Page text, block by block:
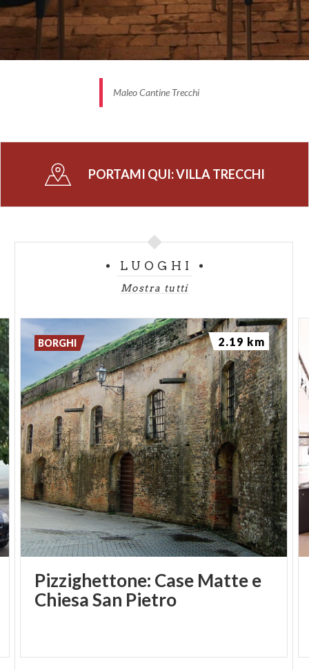
Maleo Cantine Trecchi
PORTAMI QUI:VILLA TRECCHI
LUOGHI
Mostra tutti
Pizzighettone: Case Matte e
Chiesa San Pietro
BORGHI 2.19 km